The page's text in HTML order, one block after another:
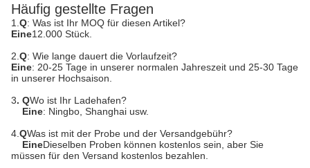
Häufig gestellte Fragen
1. Q: Was ist Ihr MOQ für diesen Artikel?
Eine12.000 Stück.
2. Q: Wie lange dauert die Vorlaufzeit?
Eine: 20-25 Tage in unserer normalen Jahreszeit und 25-30 Tage
in unserer Hochsaison.
3. QWo ist Ihr Ladehafen?
Eine: Ningbo, Shanghai usw.
4. QWas ist mit der Probe und der Versandgebühr?
EineDieselben Proben können kostenlos sein, aber Sie
müssen für den Versand kostenlos bezahlen.